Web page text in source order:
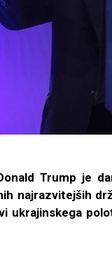
Trump je
najrazvitejših
ukrajinskega